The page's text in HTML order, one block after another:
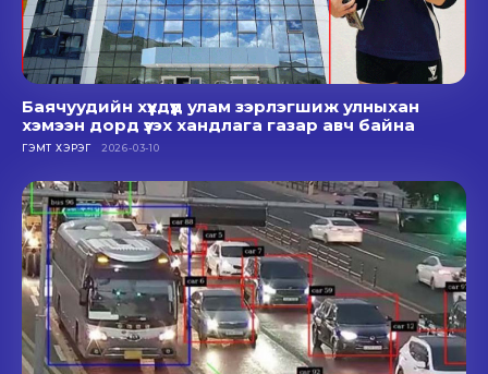
Баячуудийн хүүхдүүд улам зэрлэгшиж улныхан
хэмээн дорд үзэх хандлага газар авч байна
ГЭМТ ХЭРЭГ 2026-03-10